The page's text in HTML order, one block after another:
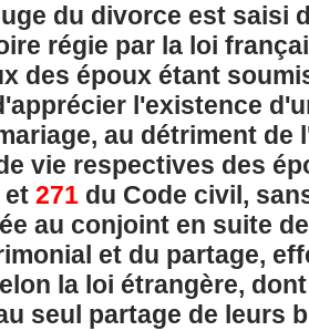
du divorce est saisi
régie par la loi
des époux étant
l'existence
au détriment de
vie respectives des
et 271du Code civil,
au conjoint en suite
et du partage,
la loi étrangère,
seul partage de leurs